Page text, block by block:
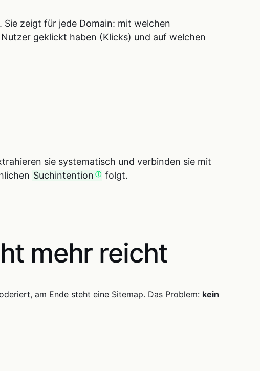
zeigt für jede Domain: mit welchen
geklickt haben (Klicks) und auf welchen
sie systematisch und verbinden sie mit
Suchintention folgt.
mehr reicht
am Ende steht eine Sitemap. Das Problem: kein